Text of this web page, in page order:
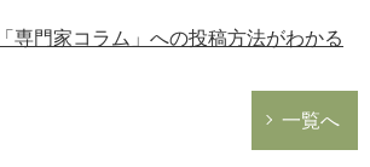
専門家コラム」への投稿方法がわかる
一覧へ